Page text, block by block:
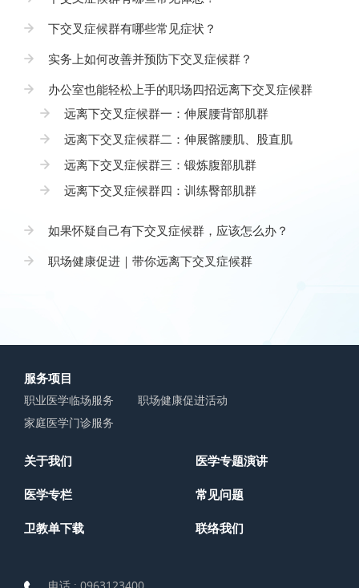
下交叉症候群有哪些常见症状？
实务上如何改善并预防下交叉症候群？
办公室也能轻松上手的职场四招远离下交叉症候群
远离下交叉症候群一：伸展腰背部肌群
远离下交叉症候群二：伸展髂腰肌、股直肌
远离下交叉症候群三：锻炼腹部肌群
远离下交叉症候群四：训练臀部肌群
如果怀疑自己有下交叉症候群，应该怎么办？
职场健康促进｜带你远离下交叉症候群
服务项目
职业医学临场服务
职场健康促进活动
家庭医学门诊服务
关于我们 医学专题演讲
医学专栏 常见问题
卫教单下载 联络我们